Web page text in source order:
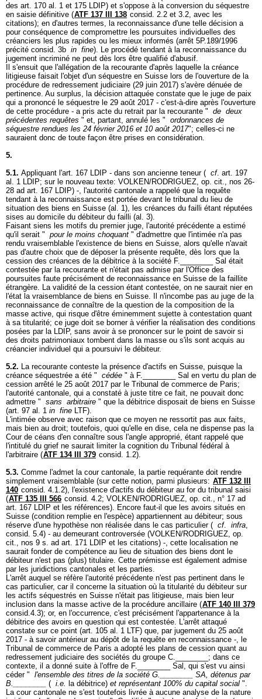
des art. 170 al. 1 et 175 LDIP) et s'oppose à la conversion du séquestre
en saisie définitive (ATF 137 III 138 consid. 2.2 et 3.2, avec les
citations); en d'autres termes, la reconnaissance d'une telle décision a
pour conséquence de compromettre les poursuites individuelles des
créanciers les plus rapides ou les mieux informés (arrêt 5P.189/1996
précité consid. 3b in fine). Le procédé tendant à la reconnaissance du
jugement incriminé ne peut dès lors être qualifié d'abusif.
Il s'ensuit que l'allégation de la recourante d'après laquelle la créance
litigieuse faisait l'objet d'un séquestre en Suisse lors de l'ouverture de la
procédure de redressement judiciaire (29 juin 2017) s'avère dénuée de
pertinence. Au surplus, la décision attaquée constate que le juge de paix
qui a prononcé le séquestre le 29 août 2017 - c'est-à-dire après l'ouverture
de cette procédure - a pris acte du retrait par la recourante " de deux
précédentes requêtes " et, partant, annulé les " ordonnances de
séquestre rendues les 24 février 2016 et 10 août 2017"; celles-ci ne
sauraient donc de toute façon être prises en considération.
5.
5.1. Appliquant l'art. 167 LDIP - dans son ancienne teneur ( cf. art. 197
al. 1 LDIP; sur le nouveau texte: VOLKEN/RODRIGUEZ, op. cit., nos 26-
28 ad art. 167 LDIP) -, l'autorité cantonale a rappelé que la requête
tendant à la reconnaissance est portée devant le tribunal du lieu de
situation des biens en Suisse (al. 1), les créances du failli étant réputées
sises au domicile du débiteur du failli (al. 3).
Faisant siens les motifs du premier juge, l'autorité précédente a estimé
qu'il serait " pour le moins choquant " d'admettre que l'intimée n'a pas
rendu vraisemblable l'existence de biens en Suisse, alors qu'elle n'avait
pas d'autre choix que de déposer la présente requête, dès lors que la
cession des créances de la débitrice à la société F.________ Sal était
contestée par la recourante et n'était pas admise par l'Office des
poursuites faute précisément de reconnaissance en Suisse de la faillite
étrangère. La validité de la cession étant contestée, on ne saurait nier en
l'état la vraisemblance de biens en Suisse. Il n'incombe pas au juge de la
reconnaissance de connaître de la question de la composition de la
masse active, qui risque d'être éminemment sujette à contestation quant
à sa titularité; ce juge doit se borner à vérifier la réalisation des conditions
posées par la LDIP, sans avoir à se prononcer sur le point de savoir si
des droits patrimoniaux tombent dans la masse ou s'ils sont acquis au
créancier individuel qui a poursuivi le débiteur.
5.2. La recourante conteste la présence d'actifs en Suisse, puisque la
créance séquestrée a été " cédée " à F.________ Sal en vertu du plan de
cession arrêté le 25 août 2017 par le Tribunal de commerce de Paris;
l'autorité cantonale, qui a constaté à juste titre ce fait, ne pouvait donc
admettre " sans arbitraire " que la débitrice disposait de biens en Suisse
(art. 97 al. 1 in fine LTF).
L'intimée observe avec raison que ce moyen ne ressortit pas aux faits,
mais bien au droit; toutefois, quoi qu'elle en dise, cela ne dispense pas la
Cour de céans d'en connaître sous l'angle approprié, étant rappelé que
l'intitulé du grief ne saurait limiter la cognition du Tribunal fédéral à
l'arbitraire (ATF 134 III 379 consid. 1.2).
5.3. Comme l'admet la cour cantonale, la partie requérante doit rendre
simplement vraisemblable (sur cette notion, parmi plusieurs: ATF 132 III
140 consid. 4.1.2), l'existence d'actifs du débiteur au for du tribunal saisi
(ATF 135 III 566 consid. 4.2; VOLKEN/RODRIGUEZ, op. cit., n° 17 ad
art. 167 LDIP et les références). Encore faut-il que les avoirs situés en
Suisse (condition remplie en l'espèce) appartiennent au débiteur; sous
réserve d'une hypothèse non réalisée dans le cas particulier ( cf. infra,
consid. 5.4) - au demeurant controversée (VOLKEN/RODRIGUEZ, op.
cit., nos 9 s. ad art. 171 LDIP et les citations) -, cette localisation ne
saurait fonder de compétence au lieu de situation des biens dont le
débiteur n'est pas (plus) titulaire. Cette prémisse est également admise
par les juridictions cantonales et les parties.
L'arrêt auquel se réfère l'autorité précédente n'est pas pertinent dans le
cas particulier, car il concerne la situation où la titularité du débiteur sur
les actifs séquestrés en Suisse n'était pas litigieuse, mais bien leur
inclusion dans la masse active de la procédure ancillaire (ATF 140 III 379
consid.4.3); or, en l'occurrence, c'est précisément l'appartenance à la
débitrice des avoirs en question qui est contestée. L'arrêt attaqué
constate sur ce point (art. 105 al. 1 LTF) que, par jugement du 25 août
2017 - à savoir antérieur au dépôt de la requête en reconnaissance -, le
Tribunal de commerce de Paris a adopté les plans de cession quant au
redressement judiciaire des sociétés du groupe C.________; dans ce
contexte, il a donné suite à l'offre de F.________ Sal, qui s'est vu ainsi
céder " l'ensemble des titres de la société G.________ SA, détenus par
B.________
( i.e. la débitrice) et représentant 100% du capital social ".
La cour cantonale ne s'est toutefois livrée à aucune analyse de la nature